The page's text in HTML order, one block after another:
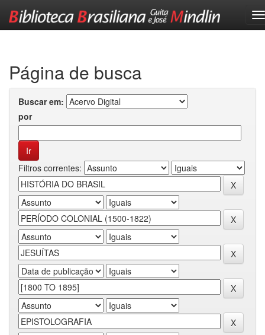
Página de busca
Buscar em:
por
Filtros correntes: